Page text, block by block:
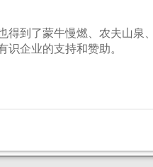
到了蒙牛慢燃、农夫山泉
识企业的支持和赞助。